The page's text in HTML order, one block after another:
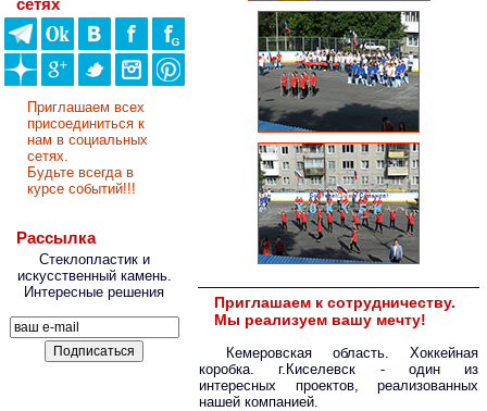
сетях
Приглашаем всех
присоединиться к
нам в социальных
сетях.
Будьте всегда в
курсе событий!!!
Рассылка
Стеклопластик и
искусственный камень.
Интересные решения
Приглашаем к сотрудничеству.
Мы реализуем вашу мечту!
Кемеровская область. Хоккейная
коробка. г.Киселевск - один из
интересных проектов, реализованных
нашей компанией.